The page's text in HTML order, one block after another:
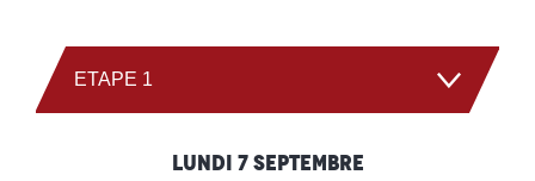
ETAPE 1
Lundi 7 septembre